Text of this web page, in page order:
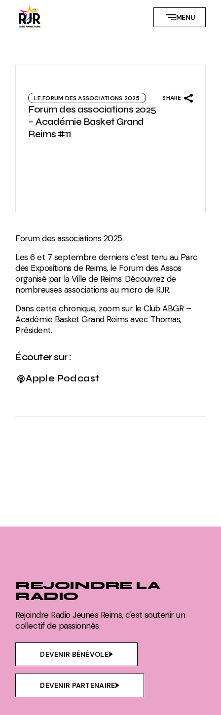
content
MENU
LE FORUM DES ASSOCIATIONS 2025
Forum des associations 2025
– Académie Basket Grand
Reims #11
SHARE
Forum des associations 2025.
Les 6 et 7 septembre derniers c’est tenu au Parc
des Expositions de Reims, le Forum des Assos
organisé par la Ville de Reims. Découvrez de
nombreuses associations au micro de RJR.
Dans cette chronique, zoom sur le Club ABGR –
Académie Basket Grand Reims avec Thomas,
Président.
Écouter sur :
Apple Podcast
REJOINDRE LA
RADIO
Rejoindre Radio Jeunes Reims, c'est soutenir un
collectif de passionnés.
DEVENIR BÉNÉVOLE
DEVENIR PARTENAIRE